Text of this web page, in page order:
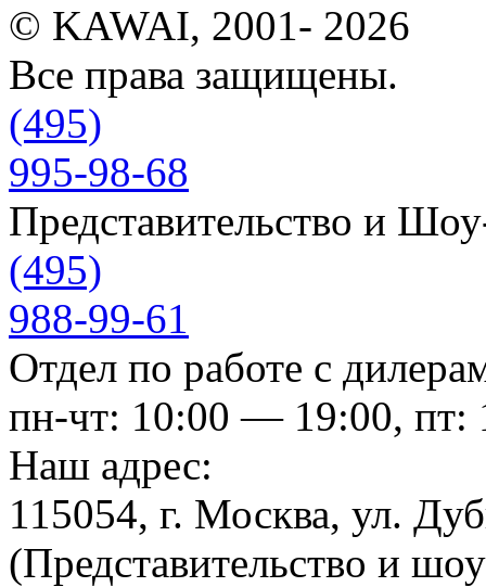
© KAWAI, 2001- 2026
Все права защищены.
(495)
995-98-68
Представительство и
(495)
988-99-61
Отдел по работе с
пн-чт: 10:00 — 19:00, пт:
Наш адрес:
115054, г. Москва, ул.
(Представительство и